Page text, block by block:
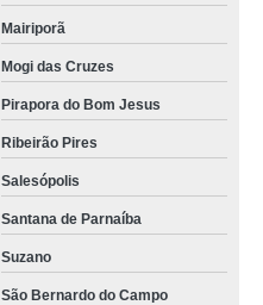
Mairiporã
Mogi das Cruzes
Pirapora do Bom Jesus
Ribeirão Pires
Salesópolis
Santana de Parnaíba
Suzano
São Bernardo do Campo